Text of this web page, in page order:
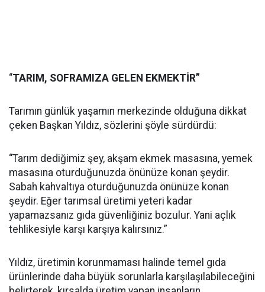
“TARIM, SOFRAMIZA GELEN EKMEKTİR”
Tarımın günlük yaşamın merkezinde olduğuna dikkat
çeken Başkan Yıldız, sözlerini şöyle sürdürdü:
“Tarım dediğimiz şey, akşam ekmek masasına, yemek
masasına oturduğunuzda önünüze konan şeydir.
Sabah kahvaltıya oturduğunuzda önünüze konan
şeydir. Eğer tarımsal üretimi yeteri kadar
yapamazsanız gıda güvenliğiniz bozulur. Yani açlık
tehlikesiyle karşı karşıya kalırsınız.”
Yıldız, üretimin korunmaması halinde temel gıda
ürünlerinde daha büyük sorunlarla karşılaşılabileceğini